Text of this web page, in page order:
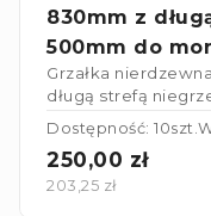
830mm z
500mm do
Grzałka
długą strefą
pionowego
Dostępność: 10szt.
250,00 zł
203,25 zł